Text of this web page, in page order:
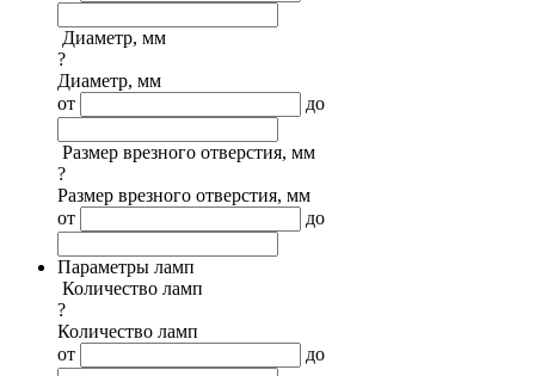
Диаметр, мм
?
Диаметр, мм
от
до
Размер врезного отверстия, мм
?
Размер врезного отверстия, мм
от
до
Параметры ламп
Количество ламп
?
Количество ламп
от
до